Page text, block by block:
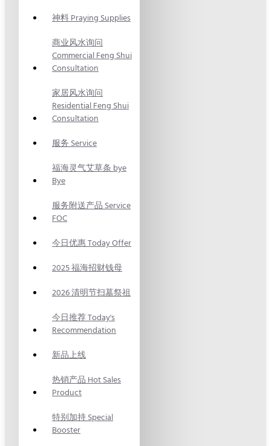
神料 Praying Supplies
商业风水询问
Commercial Feng Shui
Consultation
家居风水询问
Residential Feng Shui
Consultation
服务 Service
福海灵气艾草条 bye
Bye
服务附送产品 Service
FOC
今日优惠 Today Offer
2025 福海招财钱母
2026 清明节扫墓祭祖
今日推荐 Today's
Recommendation
新品上线
热销产品 Hot Sales
Product
特别加持 Special
Booster